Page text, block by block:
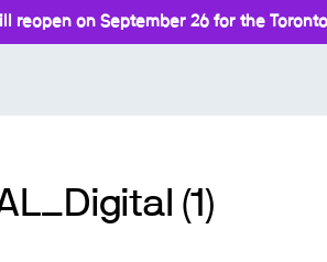
reopen on September 26 for the
(1)